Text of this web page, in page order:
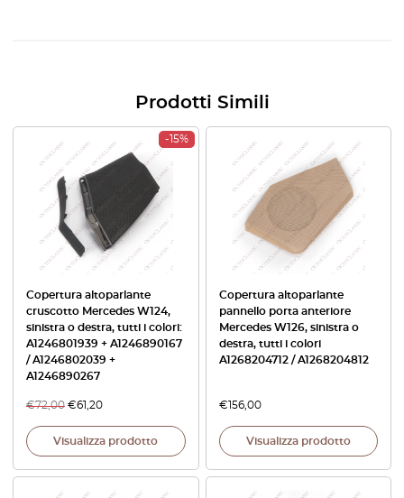
Prodotti Simili
-15%
Copertura altoparlante
cruscotto Mercedes W124,
sinistra o destra, tutti i colori:
A1246801939 + A1246890167
/ A1246802039 +
A1246890267
€72,00 €61,20
Visualizza prodotto
Copertura altoparlante
pannello porta anteriore
Mercedes W126, sinistra o
destra, tutti i colori
A1268204712 / A1268204812
€156,00
Visualizza prodotto